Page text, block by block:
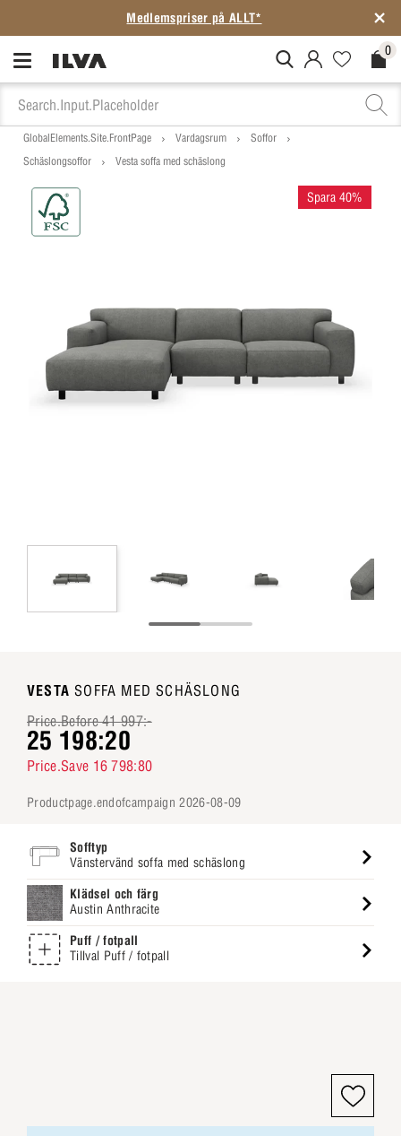
Medlemspriser på ALLT*
MitIlva.Login 0
GlobalElements.Site.FrontPage Vardagsrum
Soffor
Schäslongsoffor
Vesta soffa med schäslong
Spara 40%
VESTA SOFFA MED SCHÄSLONG
Price.Before 41 997:-
25 198:20
Price.Save 16 798:80
productpage.endofcampaign 2026-08-09
Sofftyp
Vänstervänd soffa med schäslong
Klädsel och färg
Austin Anthracite
Puff / fotpall
Tillval Puff / fotpall